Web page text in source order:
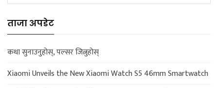
ताजा अपडेट
कथा सुनाउनुहोस्, पल्सर जित्नुहोस्
Xiaomi Unveils the New Xiaomi Watch S5 46mm Smartwatch